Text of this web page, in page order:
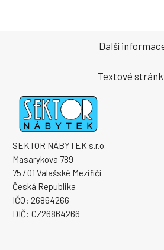
SEKTOR NÁBYTEK s.r.o.
Masarykova 789
757 01 Valašské Meziříčí
Česká Republika
IČO: 26864266
DIČ: CZ26864266
Další
Textové